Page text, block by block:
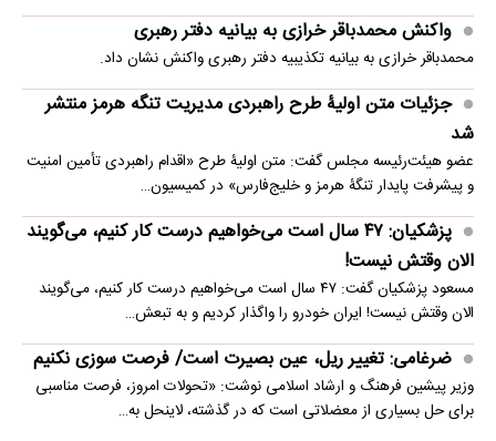
واکنش محمدباقر خرازی به بیانیه دفتر رهبری
محمدباقر خرازی به بیانیه تکذیبیه دفتر رهبری واکنش نشان داد.
جزئیات متن اولیۀ طرح راهبردی مدیریت تنگه هرمز منتشر
شد
عضو هیئت‌رئیسه مجلس گفت: متن اولیۀ طرح «اقدام راهبردی تأمین امنیت
و پیشرفت پایدار تنگۀ هرمز و خلیج‌فارس» در کمیسیون…
پزشکیان: ۴۷ سال است می‌خواهیم درست کار کنیم، می‌گویند
الان وقتش نیست!
مسعود پزشکیان گفت: ۴۷ سال است می‌خواهیم درست کار کنیم، می‌گویند
الان وقتش نیست! ایران خودرو را واگذار کردیم و به تبعش…
ضرغامی: تغییر ریل، عین بصیرت است/ فرصت سوزی نکنیم
وزیر پیشین فرهنگ و ارشاد اسلامی نوشت: «تحولات امروز، فرصت مناسبی
برای حل بسیاری از معضلاتی‌ است که در گذشته، لاینحل به…